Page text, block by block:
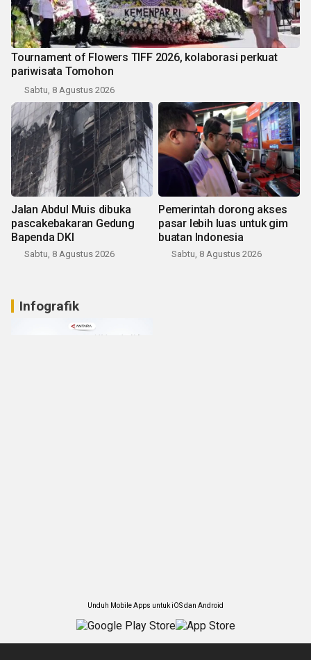
Tournament of Flowers TIFF 2026, kolaborasi perkuat
pariwisata Tomohon
Sabtu, 8 Agustus 2026
Jalan Abdul Muis dibuka
pascakebakaran Gedung
Bapenda DKI
Sabtu, 8 Agustus 2026
Pemerintah dorong akses
pasar lebih luas untuk gim
buatan Indonesia
Sabtu, 8 Agustus 2026
Infografik
Unduh Mobile Apps untuk iOS dan Android